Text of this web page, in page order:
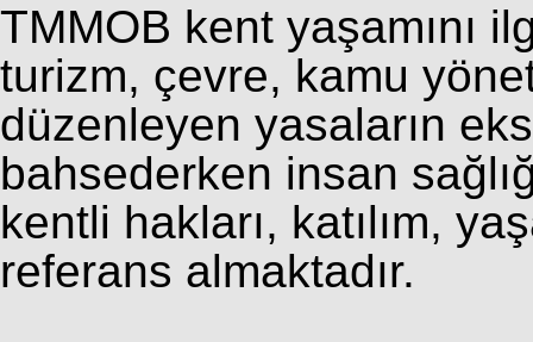
TMMOB kent yaşamını
turizm, çevre, kamu
düzenleyen yasaların
bahsederken insan
kentli hakları, katılım,
referans almaktadır.